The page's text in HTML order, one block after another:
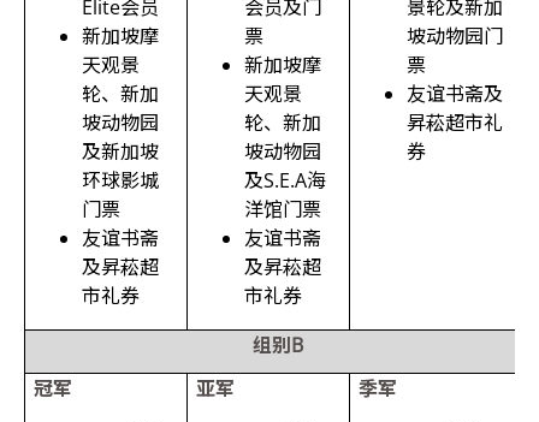
Elite会员
新加坡摩
天观景
轮、新加
坡动物园
及新加坡
环球影城
门票
友谊书斋
及昇菘超
市礼券
会员及门
票
新加坡摩
天观景
轮、新加
坡动物园
及S.E.A海
洋馆门票
友谊书斋
及昇菘超
市礼券
景轮及新加
坡动物园门
票
友谊书斋及
昇菘超市礼
券
组别B
冠军
亚军
季军